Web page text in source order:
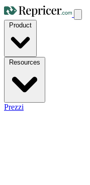
Prezzi